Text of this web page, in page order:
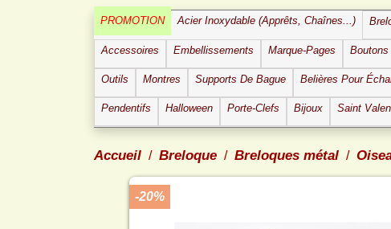
PROMOTION Acier Inoxydable (apprêts, Chaînes...)
Accessoires Embellissements Marque-Pages Boutons
Outils Montres Supports De Bague Belières Pour
Pendentifs Halloween Porte-Clefs Bijoux Saint
Accueil Breloque Breloques métal
-20%